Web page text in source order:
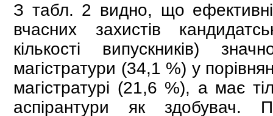
З табл. 2 видно, що
вчасних захистів
кількості випускників)
магістратури (34,1 %) у
магістратурі (21,6 %), а має
аспірантури як здобувач.